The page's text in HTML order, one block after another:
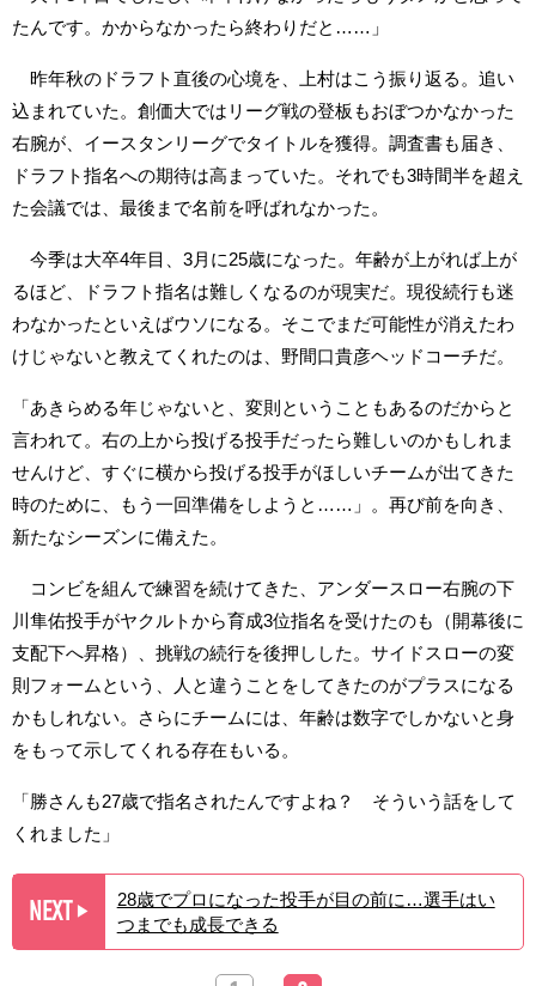
たんです。かからなかったら終わりだと……」
昨年秋のドラフト直後の心境を、上村はこう振り返る。追い
込まれていた。創価大ではリーグ戦の登板もおぼつかなかった
右腕が、イースタンリーグでタイトルを獲得。調査書も届き、
ドラフト指名への期待は高まっていた。それでも3時間半を超え
た会議では、最後まで名前を呼ばれなかった。
今季は大卒4年目、3月に25歳になった。年齢が上がれば上が
るほど、ドラフト指名は難しくなるのが現実だ。現役続行も迷
わなかったといえばウソになる。そこでまだ可能性が消えたわ
けじゃないと教えてくれたのは、野間口貴彦ヘッドコーチだ。
「あきらめる年じゃないと、変則ということもあるのだからと
言われて。右の上から投げる投手だったら難しいのかもしれま
せんけど、すぐに横から投げる投手がほしいチームが出てきた
時のために、もう一回準備をしようと……」。再び前を向き、
新たなシーズンに備えた。
コンビを組んで練習を続けてきた、アンダースロー右腕の下
川隼佑投手がヤクルトから育成3位指名を受けたのも（開幕後に
支配下へ昇格）、挑戦の続行を後押しした。サイドスローの変
則フォームという、人と違うことをしてきたのがプラスになる
かもしれない。さらにチームには、年齢は数字でしかないと身
をもって示してくれる存在もいる。
「勝さんも27歳で指名されたんですよね？ そういう話をして
くれました」
NEXT ▶︎
28歳でプロになった投手が目の前に…選手はい
つまでも成長できる